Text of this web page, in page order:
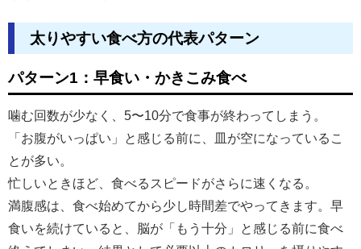
太りやすい食べ方の代表パターン
パターン1：早食い・かきこみ食べ
噛む回数が少なく、5〜10分で食事が終わってしまう。
「お腹がいっぱい」と感じる前に、皿が空になっているこ
とが多い。
忙しいときほど、食べるスピードがさらに速くなる。
満腹感は、食べ始めてから少し時間差でやってきます。早
食いを続けていると、脳が「もう十分」と感じる前に食べ